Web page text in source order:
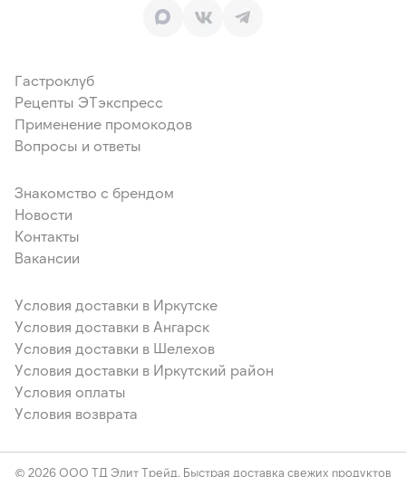
Гастроклуб
Рецепты ЭТэкспресс
Применение промокодов
Вопросы и ответы
Знакомство с брендом
Новости
Контакты
Вакансии
Условия доставки в Иркутске
Условия доставки в Ангарск
Условия доставки в Шелехов
Условия доставки в Иркутский район
Условия оплаты
Условия возврата
© 2026 ООО ТД Элит Трейд. Быстрая доставка свежих продуктов